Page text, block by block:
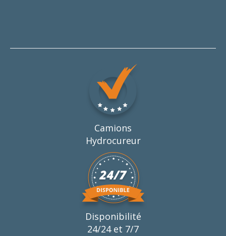
Camions
Hydrocureur
Disponibilité
24/24 et 7/7